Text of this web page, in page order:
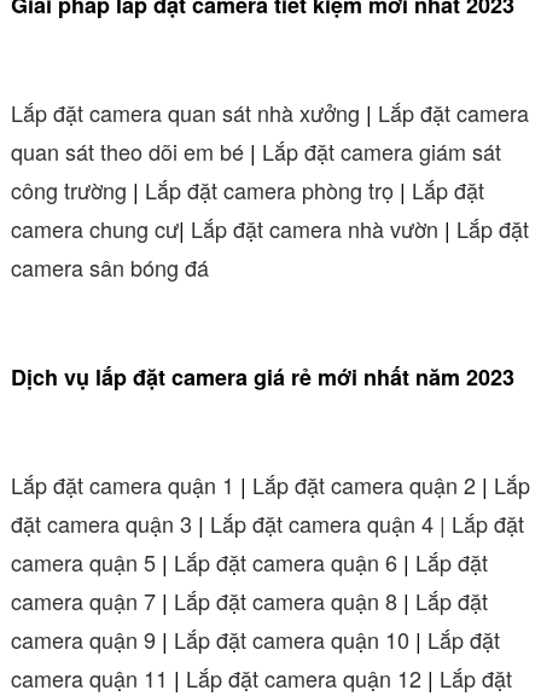
Lắp đặt camera quan sát nhà xưởng | Lắp đặt camera
quan sát theo dõi em bé| Lắp đặt camera giám sát
công trường | Lắp đặt camera phòng trọ | Lắp đặt
camera chung cư| Lắp đặt camera nhà vườn | Lắp đặt
camera sân bóng đá
Dịch vụ lắp đặt camera giá rẻ mới nhất năm 2023
Lắp đặt camera quận 1 | Lắp đặt camera quận 2| Lắp
đặt camera quận 3 | Lắp đặt camera quận 4 | Lắp đặt
camera quận 5| Lắp đặt camera quận 6| Lắp đặt
camera quận 7| Lắp đặt camera quận 8| Lắp đặt
camera quận 9 | Lắp đặt camera quận 10 | Lắp đặt
camera quận 11 | Lắp đặt camera quận 12| Lắp đặt